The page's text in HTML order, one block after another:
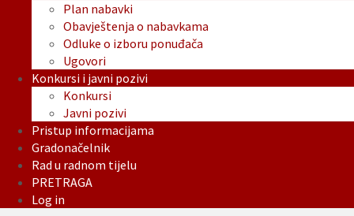
Plan nabavki
Obavještenja o nabavkama
Odluke o izboru ponuđača
Ugovori
Konkursi i javni pozivi
Konkursi
Javni pozivi
Pristup informacijama
Gradonačelnik
Rad u radnom tijelu
PRETRAGA
Log in